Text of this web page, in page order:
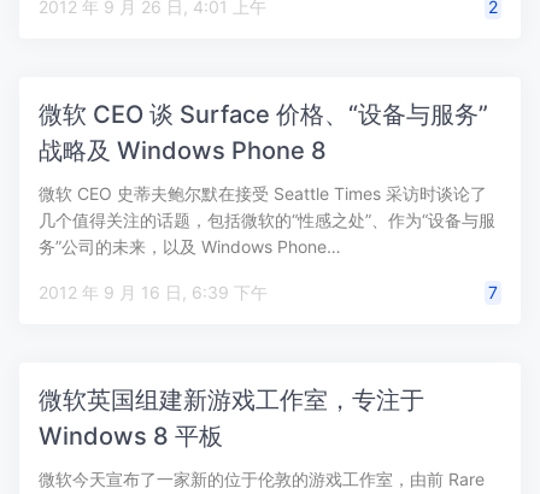
2012 年 9 月 26 日, 4:01 上午 2
微软 CEO 谈 Surface 价格、“设备与服务”
战略及 Windows Phone 8
微软 CEO 史蒂夫鲍尔默在接受 Seattle Times 采访时谈论了
几个值得关注的话题，包括微软的“性感之处”、作为“设备与服
务”公司的未来，以及 Windows Phone…
2012 年 9 月 16 日, 6:39 下午 7
微软英国组建新游戏工作室，专注于
Windows 8 平板
微软今天宣布了一家新的位于伦敦的游戏工作室，由前 Rare